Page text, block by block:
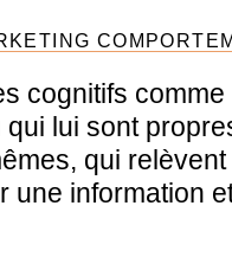
cognitifs
qui lui sont
qui
une information